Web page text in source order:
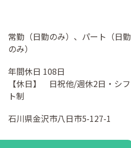
常勤（日勤のみ）、パート（日勤
のみ）
年間休日 108日
【休日】 日祝他/週休2日・シフ
ト制
石川県金沢市八日市5-127-1